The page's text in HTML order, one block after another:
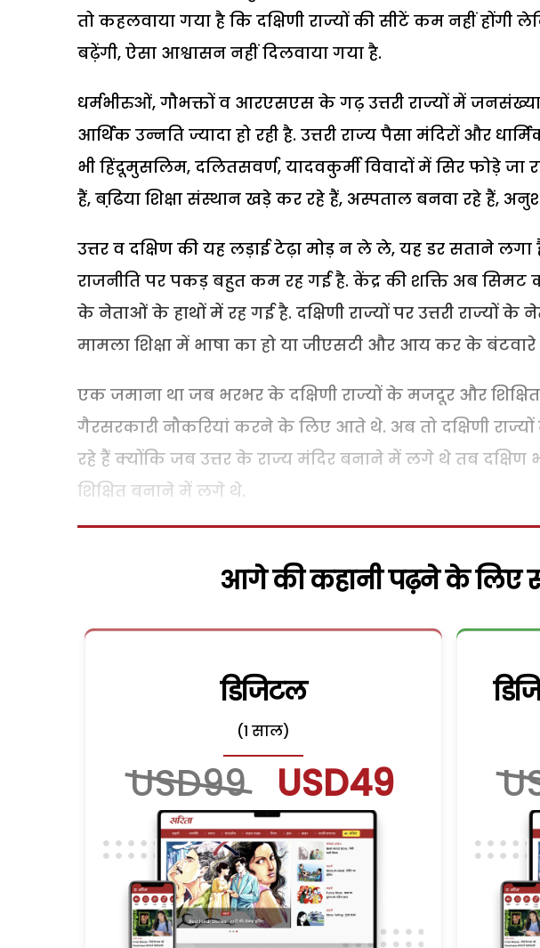
तो कहलवाया गया है कि दक्षिणी राज्यों की सीटें कम नहीं होंगी
बढ़ेंगी, ऐसा आश्वासन नहीं दिलवाया गया है.
धर्मभीरुओं, गौभक्तों व आरएसएस के गढ़ उत्तरी राज्यों में जनसंख्या
आर्थिक उन्नति ज्यादा हो रही है. उत्तरी राज्य पैसा मंदिरों और
भी हिंदूमुसलिम, दलितसवर्ण, यादवकुर्मी विवादों में सिर फोड़े जा
हैं, बढि़या शिक्षा संस्थान खड़े कर रहे हैं, अस्पताल बनवा रहे हैं,
उत्तर व दक्षिण की यह लड़ाई टेढ़ा मोड़ न ले ले, यह डर सताने
राजनीति पर पकड़ बहुत कम रह गई है. केंद्र की शक्ति अब सिमट
के नेताओं के हाथों में रह गई है. दक्षिणी राज्यों पर उत्तरी राज्यों
मामला शिक्षा में भाषा का हो या जीएसटी और आय कर के बंटवारे
एक जमाना था जब भरभर के दक्षिणी राज्यों के मजदूर और शिक्षित
गैरसरकारी नौकरियां करने के लिए आते थे. अब तो दक्षिणी राज्यों
रहे हैं क्योंकि जब उत्तर के राज्य मंदिर बनाने में लगे थे तब
शिक्षित बनाने में लगे थे.
आगे की कहानी पढ़ने के लिए
डिजिटल
(1 साल)
USD99 USD49